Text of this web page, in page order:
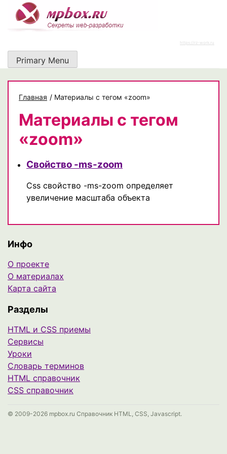
content
https://rz-work.ru
Primary Menu
Главная / Материалы с тегом «zoom»
Материалы с тегом
«zoom»
Свойство -ms-zoom
Css свойство -ms-zoom определяет
увеличение масштаба объекта
Инфо
О проекте
О материалах
Карта сайта
Разделы
HTML и CSS приемы
Сервисы
Уроки
Cловарь терминов
HTML справочник
CSS справочник
© 2009-2026 mpbox.ru Справочник HTML, CSS, Javascript.